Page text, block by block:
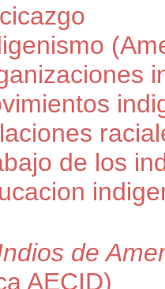
de los
de
AECID)